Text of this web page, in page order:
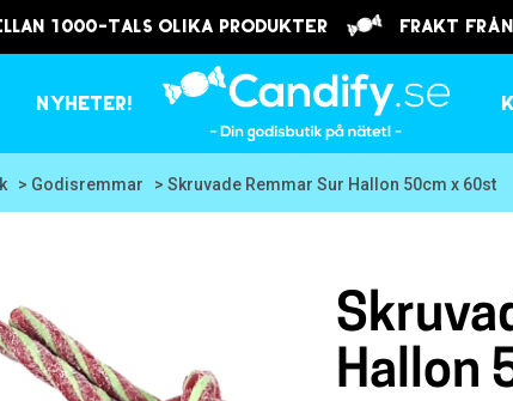
1000-tals olika produkter frakt från
Nyheter!
> Godisremmar > Skruvade Remmar Sur Hallon 50cm x 60st
Hallon